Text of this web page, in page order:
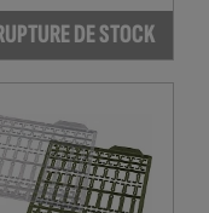
DE STOCK